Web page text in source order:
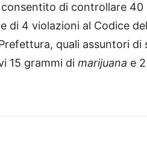
di controllare
di 4 violazioni al Codice
quali assuntori
15 grammi di marijuana e